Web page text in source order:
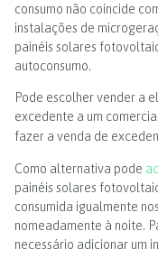
consumo não coincide
instalações de
painéis solares
autoconsumo.
Pode escolher vender a
excedente a um
fazer a venda de
Como alternativa pode
painéis solares
consumida igualmente
nomeadamente à noite.
necessário adicionar um